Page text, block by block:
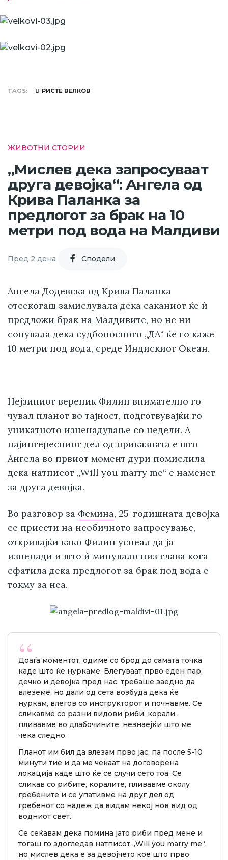
TAGS РИСТЕ ВЕЛКОВ
ЖИВОТНИ СТОРИИ
„Мислев дека запросуваат
друга девојка“: Ангела од
Крива Паланка за
предлогот за брак на 10
метри под вода на Малдиви
Пред 2 дена Cподели
Ангела Додевска од Крива Паланка
отсекогаш замислувала дека саканиот ќе ѝ
предложи брак на Малдивите, но не ни
сонувала дека судбоносното „ДА“ ќе го каже
10 метри под вода, среде Индискиот Океан.
Нејзиниот вереник Филип внимателно го
чувал планот во тајност, подготвувајќи го
уникатното изненадување со недели. А
најинтересниот дел од приказната е што
Ангела во првиот момент дури помислила
дека натписот „Will you marry me“ е наменет
за друга девојка.
Во разговор за Фемина, 25-годишната девојка
се присети на необичното запросување,
откривајќи како Филип успеал да ја
изненади и што ѝ минувало низ глава кога
сфатила дека предлогот за брак под вода е
токму за неа.
Доаѓа моментот, одиме со брод до самата точка
каде што ќе нуркаме. Влегуваат прво еден пар,
дечко и девојка пред нас, требаше заедно да
влеземе, но дали од сета возбуда дека ќе
нуркам, влегов со инструкторот и почнавме. Се
сликавме со разни видови риби, корали,
пливавме во длабочините, незнаејќи што ме
чека следно.
Планот им бил да влезам прво јас, па после 5-10
минути тие и да ме чекаат на договорена
локација каде што ќе се случи сето тоа. Се
сликав со рибите, коралите, пливавме околу
гребените и се упативме на друг дел од
гребенот со надеж да видам некој нов вид од
водниот свет.
Се сеќавам дека помина јато риби пред мене и
тогаш го здогледав натписот „Will you marry me“,
но мислев дека е за девојчето кое што прво